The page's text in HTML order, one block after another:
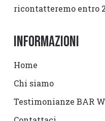
ricontatteremo entro
Informazioni
Home
Chi siamo
Testimonianze BAR